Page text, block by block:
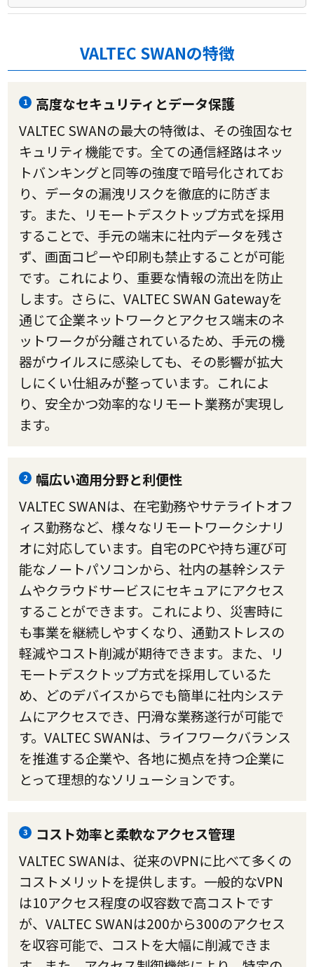
VALTEC SWANの特徴
1
高度なセキュリティとデータ保護
VALTEC SWANの最大の特徴は、その強固なセ
キュリティ機能です。全ての通信経路はネッ
トバンキングと同等の強度で暗号化されてお
り、データの漏洩リスクを徹底的に防ぎま
す。また、リモートデスクトップ方式を採用
することで、手元の端末に社内データを残さ
ず、画面コピーや印刷も禁止することが可能
です。これにより、重要な情報の流出を防止
します。さらに、VALTEC SWAN Gatewayを
通じて企業ネットワークとアクセス端末のネ
ットワークが分離されているため、手元の機
器がウイルスに感染しても、その影響が拡大
しにくい仕組みが整っています。これによ
り、安全かつ効率的なリモート業務が実現し
ます。
2
幅広い適用分野と利便性
VALTEC SWANは、在宅勤務やサテライトオフ
ィス勤務など、様々なリモートワークシナリ
オに対応しています。自宅のPCや持ち運び可
能なノートパソコンから、社内の基幹システ
ムやクラウドサービスにセキュアにアクセス
することができます。これにより、災害時に
も事業を継続しやすくなり、通勤ストレスの
軽減やコスト削減が期待できます。また、リ
モートデスクトップ方式を採用しているた
め、どのデバイスからでも簡単に社内システ
ムにアクセスでき、円滑な業務遂行が可能で
す。VALTEC SWANは、ライフワークバランス
を推進する企業や、各地に拠点を持つ企業に
とって理想的なソリューションです。
3
コスト効率と柔軟なアクセス管理
VALTEC SWANは、従来のVPNに比べて多くの
コストメリットを提供します。一般的なVPN
は10アクセス程度の収容数で高コストです
が、VALTEC SWANは200から300のアクセス
を収容可能で、コストを大幅に削減できま